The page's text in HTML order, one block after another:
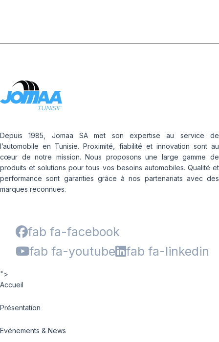
Depuis 1985, Jomaa SA met son expertise au service de
l’automobile en Tunisie. Proximité, fiabilité et innovation sont au
cœur de notre mission. Nous proposons une large gamme de
produits et solutions pour tous vos besoins automobiles. Qualité et
performance sont garanties grâce à nos partenariats avec des
marques reconnues.
fab fa-facebook
fab fa-youtube
fab fa-linkedin
">
Accueil
Présentation
Evénements & News